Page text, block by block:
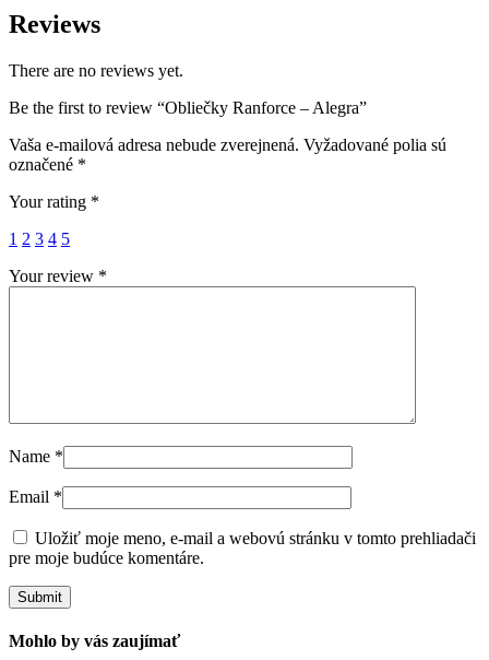
Reviews
There are no reviews yet.
Be the first to review “Obliečky Ranforce – Alegra”
Vaša e-mailová adresa nebude zverejnená. Vyžadované polia sú
označené *
Your rating *
1 2 3 4 5
Your review *
Name *
Email *
Uložiť moje meno, e-mail a webovú stránku v tomto prehliadači
pre moje budúce komentáre.
Mohlo by vás zaujímať